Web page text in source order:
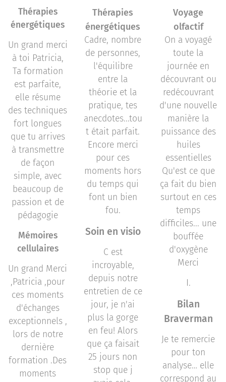
Thérapies
énergétiques
Un grand merci
à toi Patricia,
Ta formation
est parfaite,
elle résume
des techniques
fort longues
que tu arrives
à transmettre
de façon
simple, avec
beaucoup de
passion et de
pédagogie
Mémoires
cellulaires
Un grand Merci
,Patricia ,pour
ces moments
d'échanges
exceptionnels ,
lors de notre
dernière
formation .Des
moments
Thérapies
énergétiques
Cadre, nombre
de personnes,
l'équilibre
entre la
théorie et la
pratique, tes
anecdotes...tou
t était parfait.
Encore merci
pour ces
moments hors
du temps qui
font un bien
fou.
Soin en visio
C est
incroyable,
depuis notre
entretien de ce
jour, je n'ai
plus la gorge
en feu! Alors
que ça faisait
25 jours non
stop que j
Voyage
olfactif
On a voyagé
toute la
journée en
découvrant ou
redécouvrant
d'une nouvelle
manière la
puissance des
huiles
essentielles
Qu'est ce que
ça fait du bien
surtout en ces
temps
difficiles... une
bouffée
d'oxygène
Merci
I.
Bilan
Braverman
Je te remercie
pour ton
analyse… elle
correspond au